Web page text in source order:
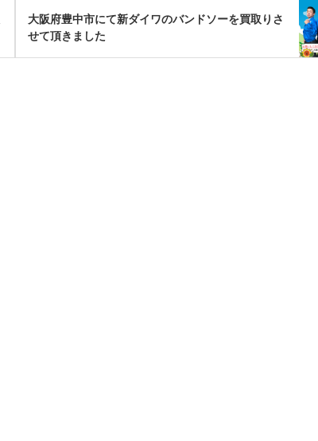
大阪府豊中市にて新ダイワのバンドソーを買取りさ
せて頂きました